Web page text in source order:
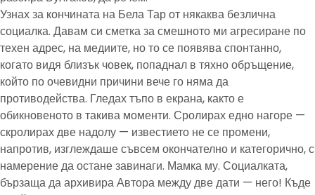
Узнах за кончината на Бела Тар от някаква безлична
социалка. Давам си сметка за смешното ми агресиране по
техен адрес, на медиите, но то се появява спонтанно,
когато видя близък човек, попаднал в тяхно обръщение,
който по очевидни причини вече го няма да
противодейства. Гледах тъпо в екрана, както е
обикновеното в такива моменти. Сролирах едно нагоре —
скролирах две надолу — известието не се промени,
напротив, изглеждаше съвсем окончателно и категорично, с
намерение да остане завинаги. Мамка му. Социалката,
бързаща да архивира Автора между две дати — него! Къде